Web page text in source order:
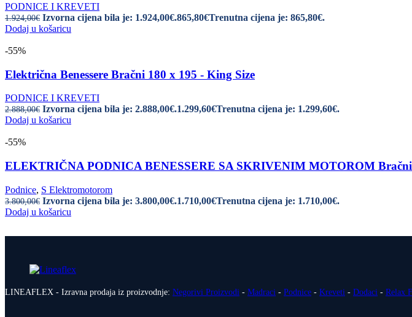
PODNICE I KREVETI
1.924,00€ Izvorna cijena bila je: 1.924,00€.865,80€Trenutna cijena je: 865,80€.
Dodaj u košaricu
-55%
Električna Benessere Bračni 180 x 195 - King Size
PODNICE I KREVETI
2.888,00€ Izvorna cijena bila je: 2.888,00€.1.299,60€Trenutna cijena je: 1.299,60€.
Dodaj u košaricu
-55%
ELEKTRIČNA PODNICA BENESSERE SA SKRIVENIM MOTOROM Bračni
Podnice, S Elektromotorom
3.800,00€ Izvorna cijena bila je: 3.800,00€.1.710,00€Trenutna cijena je: 1.710,00€.
Dodaj u košaricu
LINEAFLEX - Izravna prodaja iz proizvodnje: Negorivi Proizvodi - Madraci - Podnice - Kreveti - Dodaci - Relax